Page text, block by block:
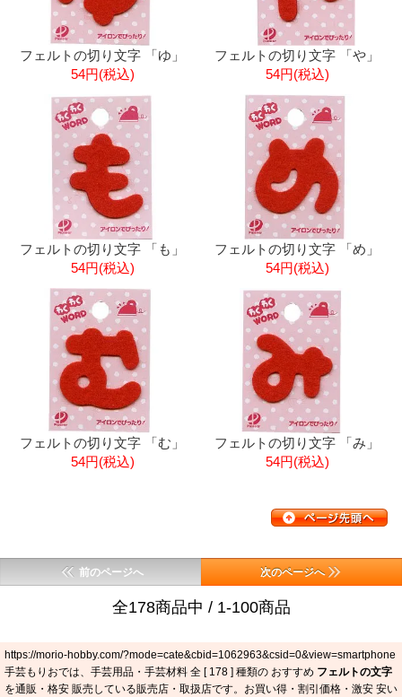
フェルトの切り文字 「ゆ」
54円(税込)
フェルトの切り文字 「や」
54円(税込)
フェルトの切り文字 「も」
54円(税込)
フェルトの切り文字 「め」
54円(税込)
フェルトの切り文字 「む」
54円(税込)
フェルトの切り文字 「み」
54円(税込)
前のページへ 次のページへ
全178商品中 / 1-100商品
https://morio-hobby.com/?mode=cate&cbid=1062963&csid=0&view=smartphone
手芸もりおでは、手芸用品・手芸材料 全 [ 178 ] 種類の おすすめ フェルトの文字
を通販・格安 販売している販売店・取扱店です。お買い得・割引価格・激安 安い